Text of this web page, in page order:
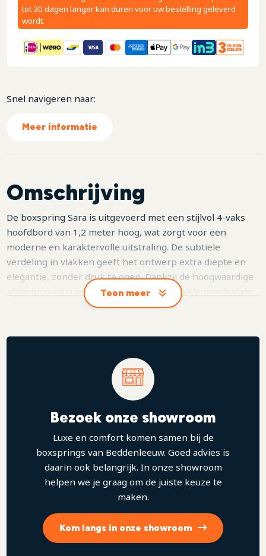
tot 30 dagen langer kan duren voor uw bestelling geleverd
wordt.
Snel navigeren naar:
Meer informatie
Omschrijving
De boxspring Sara is uitgevoerd met een stijlvol 4-vaks
hoofdbord van 1,2 meter hoog, wat zorgt voor een
moderne en karaktervolle uitstraling. De subtiele
verdeling in vlakken geeft het ontwerp extra diepte en
elegantie, zonder druk te ogen. Dankzij de hoogwaardige
afwerking en ruime keuze aan stoffen en kleuren laat de
Sara zich moeiteloos aanpassen aan elke slaapkamerstijl,
Sara uit te breiden met een TV-lift, of een bijpassend
geheel een extra luxe en symmetrische uitstraling krijgt.
Toon meer
Bezoek onze showroom
Luxe en comfort komen samen bij de
boxsprings van Beddenleeuw. Goed advies is
daarin ook belangrijk. In onze showroom
helpen we je graag om de juiste keuze te
maken.
Kom langs in onze showroom